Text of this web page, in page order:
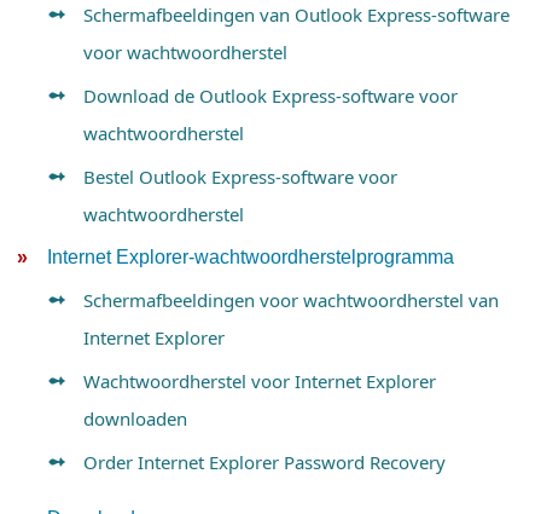
Schermafbeeldingen van Outlook Express-software
voor wachtwoordherstel
Download de Outlook Express-software voor
wachtwoordherstel
Bestel Outlook Express-software voor
wachtwoordherstel
Internet Explorer-wachtwoordherstelprogramma
Schermafbeeldingen voor wachtwoordherstel van
Internet Explorer
Wachtwoordherstel voor Internet Explorer
downloaden
Order Internet Explorer Password Recovery